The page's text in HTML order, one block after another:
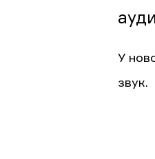
У
звук.